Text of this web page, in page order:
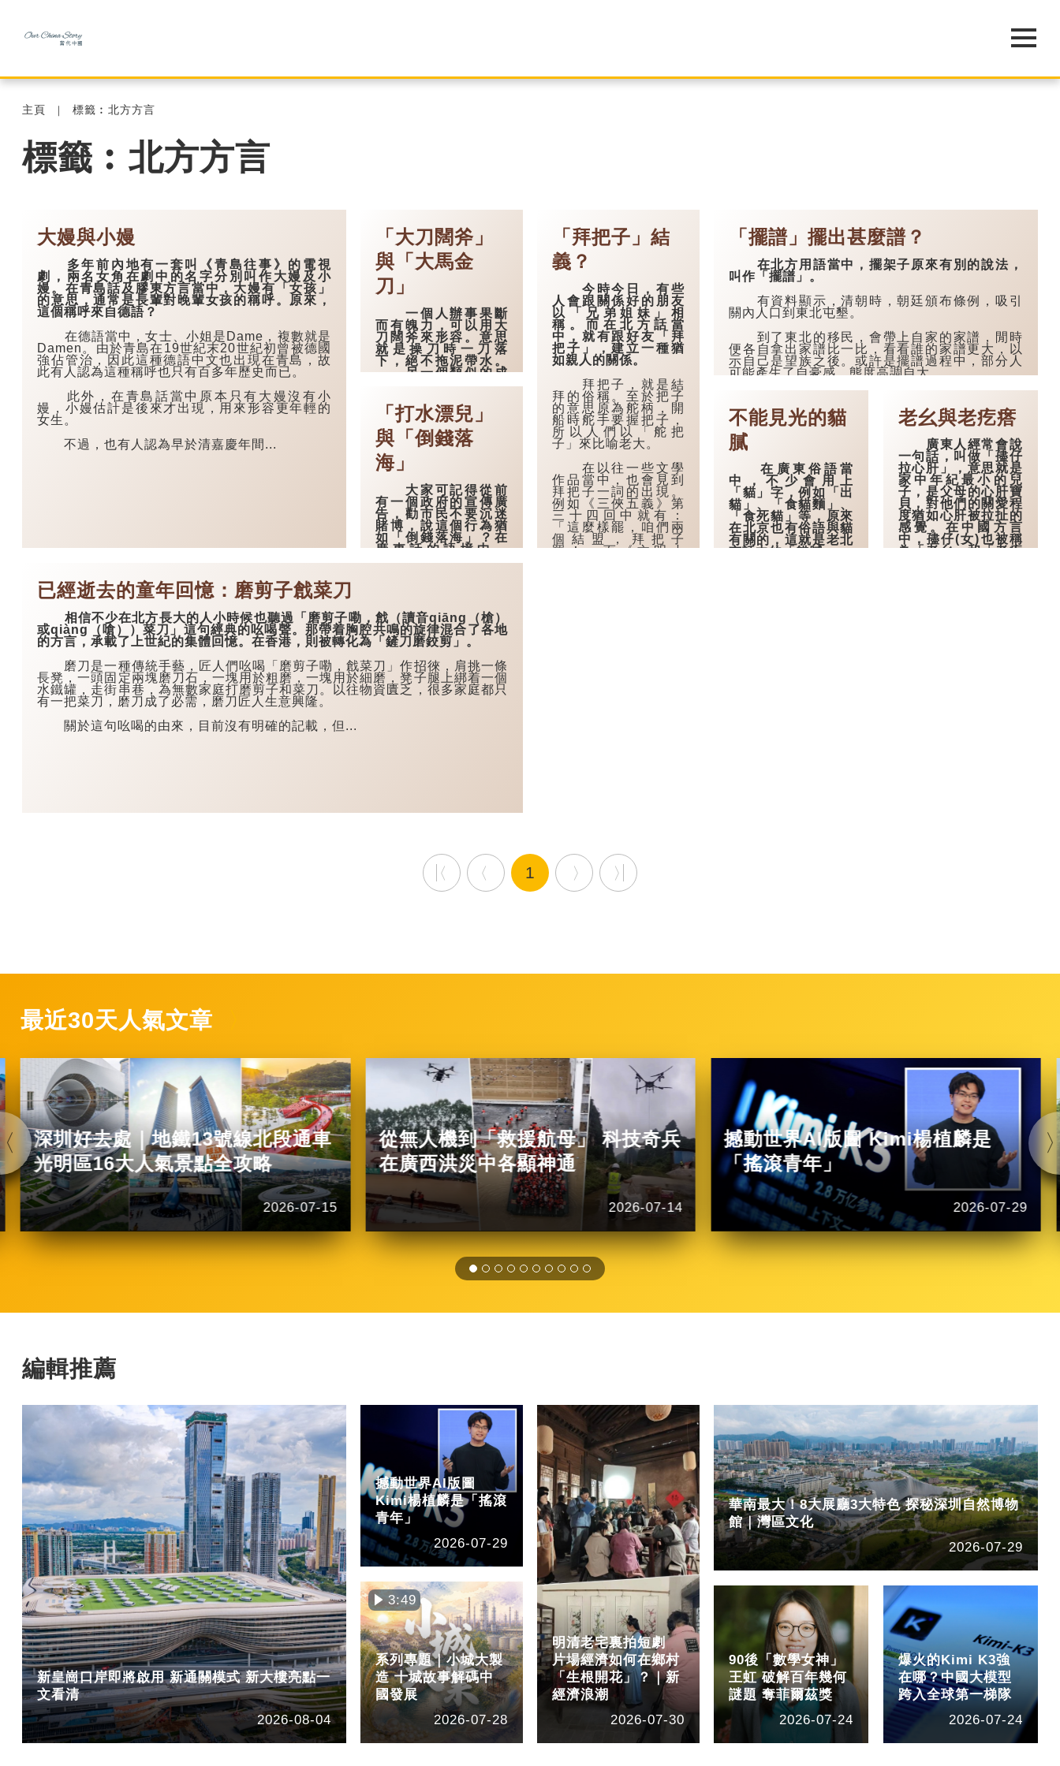
主頁 標籤︰北方方言
標籤︰北方方言
大嫚與小嫚
多年前內地有一套叫《青島往事》的電視
劇，兩名女角在劇中的名字分別叫作大嫚及小
嫚。在青島話及膠東方言當中，大嫚有「女孩」
的意思，通常是長輩對晚輩女孩的稱呼。原來，
這個稱呼來自德語？
在德語當中，女士、小姐是Dame，複數就是
Damen。由於青島在19世紀末20世紀初曾被德國
強佔管治，因此這種德語中文也出現在青島，故
此有人認為這種稱呼也只有百多年歷史而已。
此外，在青島話當中原本只有大嫚沒有小
嫚，小嫚估計是後來才出現，用來形容更年輕的
女生。
不過，也有人認為早於清嘉慶年間...
「大刀闊斧」
與「大馬金
刀」
一個人辦事果斷
而有魄力，可以用大
刀闊斧來形容。意思
就是操刀時一刀落
下，絕不拖泥帶水。
另一個類似的成
語，則有「大馬金
爽、氣派。
清朝八旗子弟文
康所作的小說《兒女
英雄傳》第八回：
「那姑娘大馬金刀的
坐在上面，反眉一
皺，說：『你怎麼這
麼俗啊？起來！』」
這裏的姑娘就予人豪
爽、氣派的感覺。
不過，「大馬金
刀」也可形容一個人
在清代《崖山哀·
漢奸》當中便有用上
這個俗語：「你再別
說甚麼野蠻文明，安
國提起這兩...
「打水漂兒」
與「倒錢落
海」
大家可記得從前
有一個政府的宣傳廣
告，勸市民不要沉迷
賭博，說這個行為猶
如「倒錢落海」？在
廣東話的語境中，
「倒錢落海」有浪費
兒」。
「打水漂兒」的
意思，就是白白投入
「打水漂兒」是
一種將石頭擲到水中
遊戲過後，石片便會
博或高風險投資...
「拜把子」結
義？
今時今日，有些
人會跟關係好的朋友
以「兄弟姐妹」相
稱。而在北方話當
中，就有跟好友「拜
把子」，建立一種猶
如親人的關係。
拜把子，就是結
拜的俗稱。至於把子
的意思原為舵柄，開
船時舵手要握把子，
所以人們以「舵把
子」來比喻老大。
在以往一些文學
作品當中，也會見到
拜把子一詞的出現。
例如《三俠五義》第
三十四回中就有：
「這麼樣罷，咱們兩
個結盟，拜把子
罷！」而《文明小
「擺譜」擺出甚麼譜？
在北方用語當中，擺架子原來有別的說法，
叫作「擺譜」。
有資料顯示，清朝時，朝廷頒布條例，吸引
關內人口到東北屯墾。
到了東北的移民，會帶上自家的家譜，閒時
便各自拿出家譜比一比，看看誰的家譜更大，以
示自己是望族之後。或許是擺譜過程中，部分人
可能產生了自豪感，態度高調自大。
裝出一副體面或安逸的氣派來炫耀。
不能見光的貓
膩
在廣東俗語當
中，不少會用上
「貓」字，例如「出
貓」、「食貓麵」、
「食死貓」等，原來
在北京也有俗語與貓
有關的，這就是老北
京話中的「貓膩」。
老幺與老疙瘩
廣東人經常會說
一句話，叫做「孻仔
拉心肝」，意思就是
家中年紀最小的兒
子，是父母的心肝寶
貝，對他們的關愛程
度猶如心肝被拉扯的
感覺。在中國方言
中，孻仔(女)也被稱
為「老幺」和「老疙
已經逝去的童年回憶：磨剪子戧菜刀
相信不少在北方長大的人小時候也聽過「磨剪子嘞，戧（讀音qiāng（槍）
或qiàng（嗆））菜刀」這句經典的吆喝聲。那帶着胸腔共鳴的旋律混合了各地
的方言，承載了上世紀的集體回憶。在香港，則被轉化為「鏟刀磨鉸剪」。
磨刀是一種傳統手藝，匠人們吆喝「磨剪子嘞，戧菜刀」作招徠，肩挑一條
長凳，一頭固定兩塊磨刀石，一塊用於粗磨，一塊用於細磨，凳子腿上綁着一個
水鐵罐，走街串巷，為無數家庭打磨剪子和菜刀。以往物資匱乏，很多家庭都只
有一把菜刀，磨刀成了必需，磨刀匠人生意興隆。
關於這句吆喝的由來，目前沒有明確的記載，但...
1
最近30天人氣文章
深圳好去處｜地鐵13號線北段通車
光明區16大人氣景點全攻略
2026-07-15
從無人機到「救援航母」 科技奇兵
在廣西洪災中各顯神通
2026-07-14
撼動世界AI版圖 Kimi楊植麟是
「搖滾青年」
2026-07-29
編輯推薦
新皇崗口岸即將啟用 新通關模式 新大樓亮點一
文看清
2026-08-04
撼動世界AI版圖
Kimi楊植麟是「搖滾
青年」
2026-07-29
3:49
系列專題｜小城大製
造 十城故事解碼中
國發展
2026-07-28
明清老宅裏拍短劇
片場經濟如何在鄉村
「生根開花」？｜新
經濟浪潮
2026-07-30
華南最大！8大展廳3大特色 探秘深圳自然博物
館｜灣區文化
2026-07-29
90後「數學女神」
王虹 破解百年幾何
謎題 奪菲爾茲獎
2026-07-24
爆火的Kimi K3強
在哪？中國大模型
跨入全球第一梯隊
2026-07-24